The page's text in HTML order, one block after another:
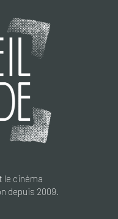
le cinéma
depuis 2009.